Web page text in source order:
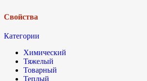
Свойства
Категории
Химический
Тяжелый
Товарный
Теплый